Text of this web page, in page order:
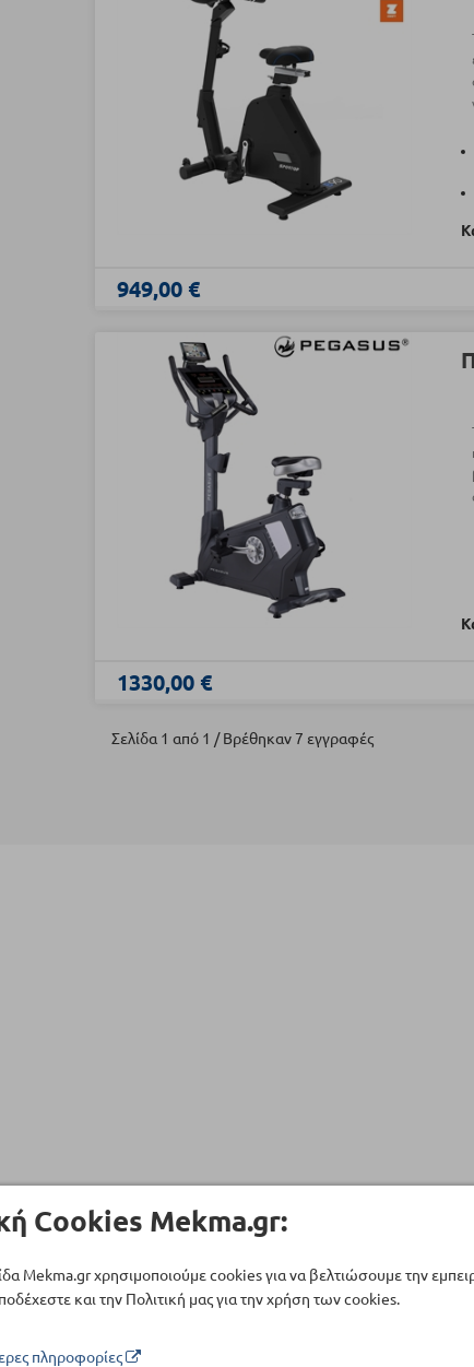
949,00 €
1330,00 €
Σελίδα 1 από 1 / Βρέθηκαν 7 εγγραφές
Cookies Mekma.gr:
Mekma.gr χρησιμοποιούμε cookies για να βελτιώσουμε την
και την Πολιτική μας για την χρήση των cookies.
πληροφορίες